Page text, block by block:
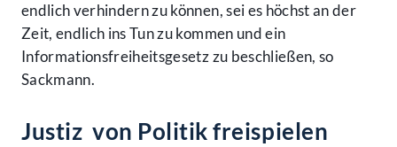
endlich verhindern zu können, sei es höchst an der
Zeit, endlich ins Tun zu kommen und ein
Informationsfreiheitsgesetz zu beschließen, so
Sackmann.
Justiz von Politik freispielen